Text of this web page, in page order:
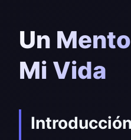
Un
Mi Vida